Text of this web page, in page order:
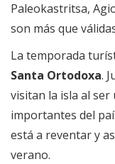
Paleokastritsa,
son más que
La temporada
Santa Ortodoxa.
visitan la isla al ser
importantes del
está a reventar y
verano.